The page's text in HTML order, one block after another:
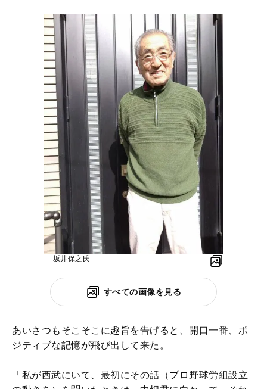
坂井保之氏
すべての画像を見る
あいさつもそこそこに趣旨を告げると、開口一番、ポ
ジティブな記憶が飛び出して来た。
「私が西武にいて、最初にその話（プロ野球労組設立